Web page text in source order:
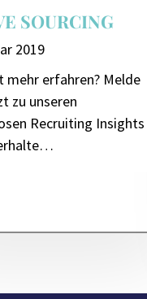
2019
SOURCING
mehr erfahren? Melde
zu unseren
Recruiting Insights